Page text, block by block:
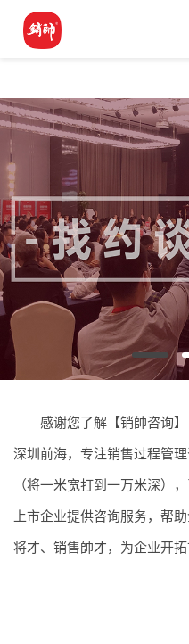
感谢您了解【销帥咨询
深圳前海，专注销售过程管
（将一米宽打到一万米深）
上市企业提供咨询服务，帮
将才、销售帥才，为企业开拓